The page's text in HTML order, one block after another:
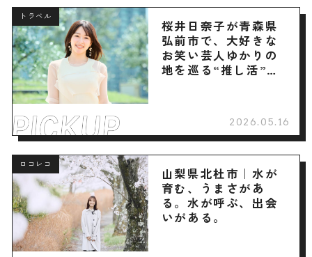
トラベル
桜井日奈子が青森県
弘前市で、大好きな
お笑い芸人ゆかりの
地を巡る“推し活”旅
2026.05.16
ロコレコ
山梨県北杜市｜水が
育む、うまさがあ
る。水が呼ぶ、出会
いがある。